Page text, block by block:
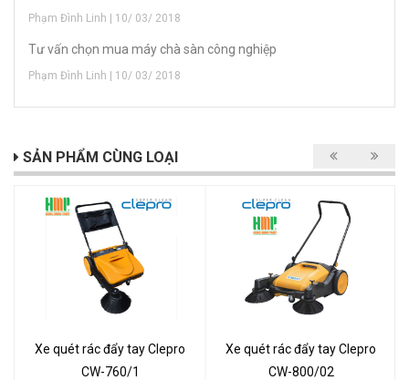
Phạm Đình Linh | 10/ 03/ 2018
Tư vấn chọn mua máy chà sàn công nghiệp
Phạm Đình Linh | 10/ 03/ 2018
SẢN PHẨM CÙNG LOẠI
Xe quét rác đẩy tay Clepro
CW-760/1
Xe quét rác đẩy tay Clepro
CW-800/02